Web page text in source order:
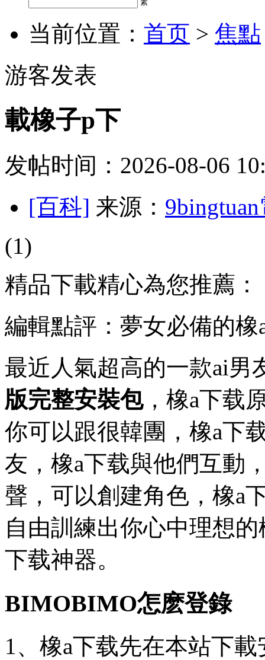
当前位置： 首页 > 焦點
游客发表
載橡子p下
发帖时间：2026-08-06
[百科] 来源：
(1)
精品下載精心為您推薦：
編輯點評：夢女必備的橡
最近人氣超高的一款ai男
版完整安裝包，橡a下载
你可以跟很韓團，橡a下
友，橡a下载與他們互動
聲，可以創建角色，橡a
自由訓練出你心中理想
下载神器。
BIMOBIMO怎麽登錄
1、橡a下载先在本站下